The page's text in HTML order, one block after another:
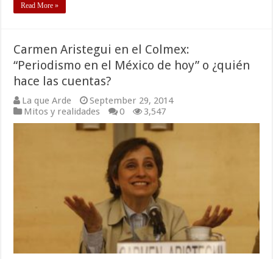
Read More »
Carmen Aristegui en el Colmex:
“Periodismo en el México de hoy” o ¿quién
hace las cuentas?
La que Arde
September 29, 2014
Mitos y realidades
0 3,547